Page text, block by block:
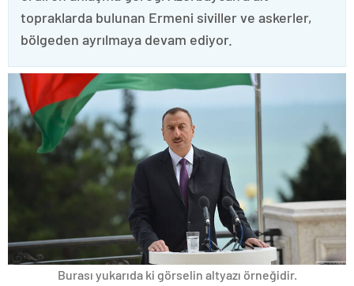
topraklarda bulunan Ermeni siviller ve askerler,
bölgeden ayrılmaya devam ediyor.
Burası yukarıda ki görselin altyazı örneğidir.